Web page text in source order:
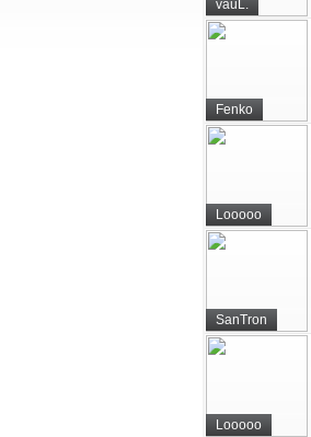
vauL.
Fenko
Looooo
SanTron
Looooo